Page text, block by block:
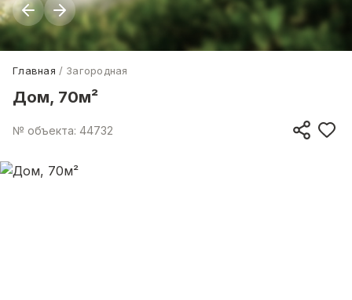
Главная Загородная
Дом, 70м²
№ объекта: 44732